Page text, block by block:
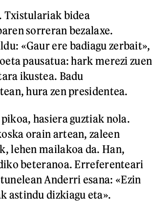
Txistulariak bidea
sorreran bezalaxe.
«Gaur ere badiagu zerbait»,
pausatua: hark merezi zuen
ikustea. Badu
hura zen presidentea.
hasiera guztiak nola.
orain artean, zaleen
lehen mailakoa da. Han,
beteranoa. Erreferenteari
tunelean Anderri esana: «Ezin
astindu dizkiagu eta».